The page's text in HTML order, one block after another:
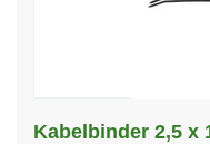
Kabelbinder 2,5 x